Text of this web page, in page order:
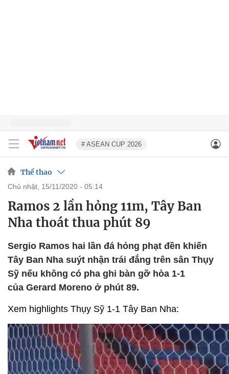
# ASEAN CUP 2026
Thể thao
chủ nhật, 15/11/2020 - 05:14
Ramos 2 lần hỏng 11m, Tây Ban
Nha thoát thua phút 89
Sergio Ramos hai lần đá hỏng phạt đền khiến
Tây Ban Nha suýt nhận trái đắng trên sân Thụy
Sỹ nếu không có pha ghi bàn gỡ hòa 1-1
của Gerard Moreno ở phút 89.
Xem highlights Thụy Sỹ 1-1 Tây Ban Nha: